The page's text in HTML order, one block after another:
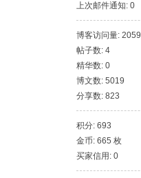
上次邮件通知: 0
博客访问量:
帖子数: 4
精华数: 0
博文数: 5019
分享数: 823
积分: 693
金币: 665 枚
买家信用: 0